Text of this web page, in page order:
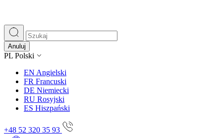
Anuluj
PL Polski
EN Angielski
FR Francuski
DE Niemiecki
RU Rosyjski
ES Hiszpański
+48 52 320 35 93